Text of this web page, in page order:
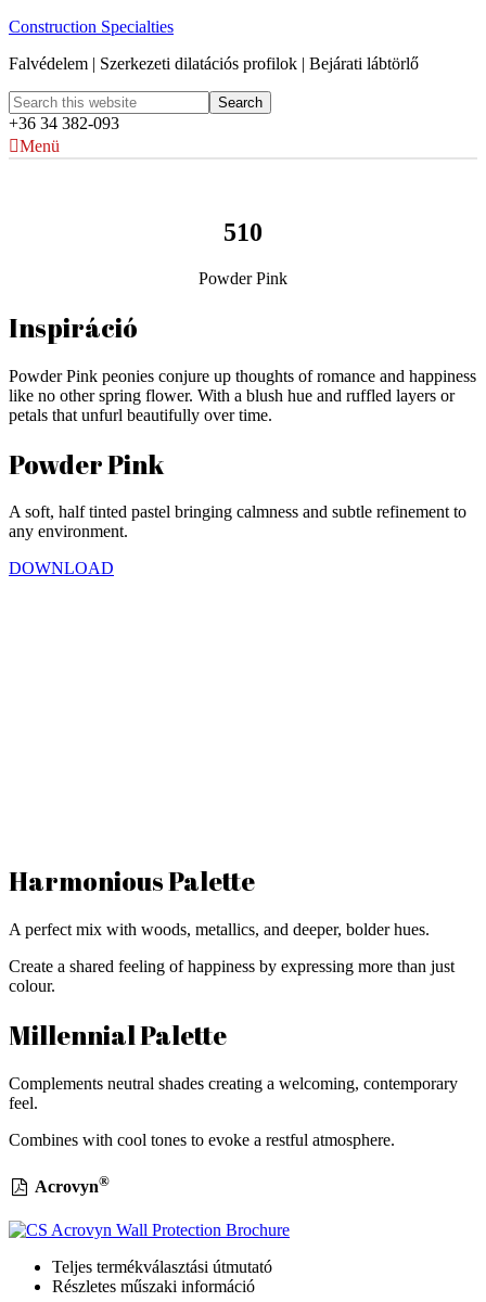
Construction Specialties
Falvédelem | Szerkezeti dilatációs profilok | Bejárati lábtörlő
+36 34 382-093
Menü
510
Powder Pink
Inspiráció
Powder Pink peonies conjure up thoughts of romance and happiness
like no other spring flower. With a blush hue and ruffled layers or
petals that unfurl beautifully over time.
Powder Pink
A soft, half tinted pastel bringing calmness and subtle refinement to
any environment.
DOWNLOAD
Harmonious Palette
A perfect mix with woods, metallics, and deeper, bolder hues.
Create a shared feeling of happiness by expressing more than just
colour.
Millennial Palette
Complements neutral shades creating a welcoming, contemporary
feel.
Combines with cool tones to evoke a restful atmosphere.
Acrovyn®
Teljes termékválasztási útmutató
Részletes műszaki információ